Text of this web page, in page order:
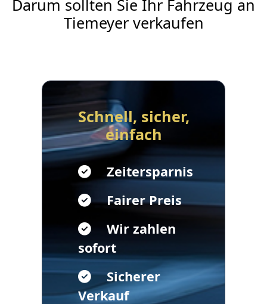
Darum sollten Sie Ihr Fahrzeug an
Tiemeyer verkaufen
Schnell, sicher,
einfach
Zeitersparnis
Fairer Preis
Wir zahlen
sofort
Sicherer
Verkauf